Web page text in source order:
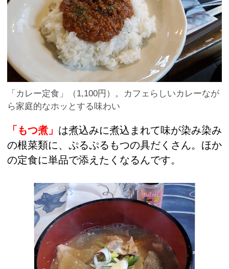
「カレー定食」（1,100円）。カフェらしいカレーなが
ら家庭的なホッとする味わい
「もつ煮」 は煮込みに煮込まれて味が染み染み
の根菜類に、ぷるぷるもつの具だくさん。ほか
の定食に単品で添えたくなるんです。